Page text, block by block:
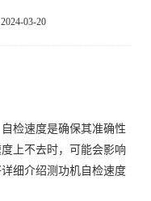
03-20
检速度是确保其准确性
上不去时，可能会影响
细介绍测功机自检速度